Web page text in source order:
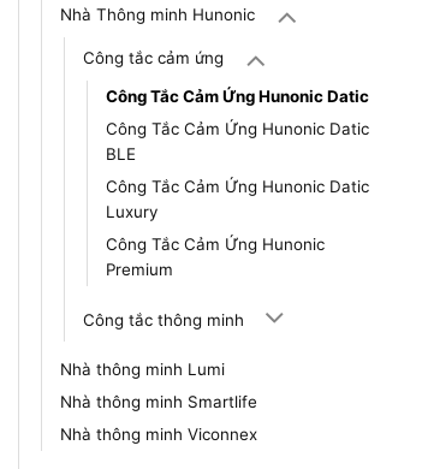
Nhà Thông minh Hunonic
Công tắc cảm ứng
Công Tắc Cảm Ứng Hunonic Datic
Công Tắc Cảm Ứng Hunonic Datic
BLE
Công Tắc Cảm Ứng Hunonic Datic
Luxury
Công Tắc Cảm Ứng Hunonic
Premium
Công tắc thông minh
Nhà thông minh Lumi
Nhà thông minh Smartlife
Nhà thông minh Viconnex